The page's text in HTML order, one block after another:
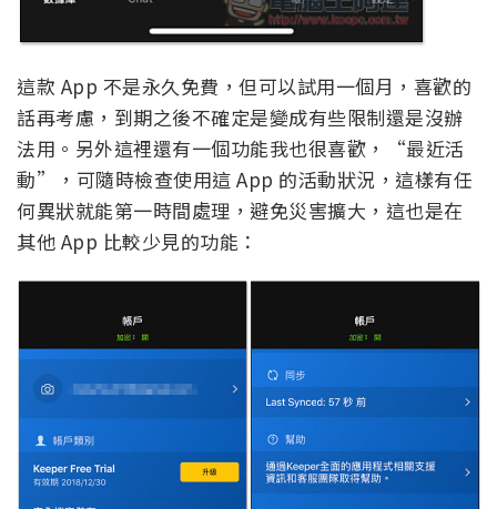
這款 App 不是永久免費，但可以試用一個月，喜歡的
話再考慮，到期之後不確定是變成有些限制還是沒辦
法用。另外這裡還有一個功能我也很喜歡，“最近活
動”，可隨時檢查使用這 App 的活動狀況，這樣有任
何異狀就能第一時間處理，避免災害擴大，這也是在
其他 App 比較少見的功能：